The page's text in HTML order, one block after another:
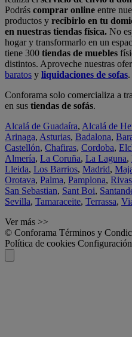
Podrás comprar online entre
productos y recibirlo en tu
en nuestras tiendas física. No
hogar y transformarlo en un
tiene 300 tiendas de muebles
distintos. Aproveche nuestras
baratos y liquidaciones de sofas.
Conforama solo comercializa a
en sus tiendas de sofás.
Alcalá de Guadaíra, Alcalá de
Arinaga, Asturias, Badalona,
Castellón, Chafiras, Cordoba,
Almería, La Coruña, La Laguna,
Lleida, Los Barrios, Madrid,
Orotava, Palma, Pamplona, Rivas
San Sebastian, Sant Boi,
Sevilla, Tamaraceite, Terrassa,
Ver más >>
© Conforama Términos y
Política de cookies